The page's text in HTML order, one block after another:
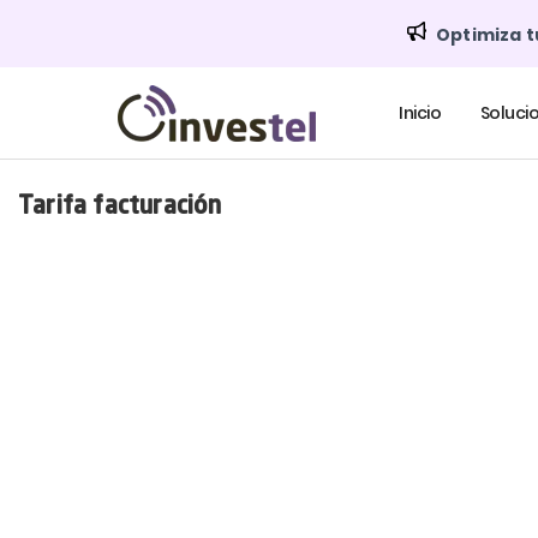
Optimiza
Inicio
Tarifa facturación